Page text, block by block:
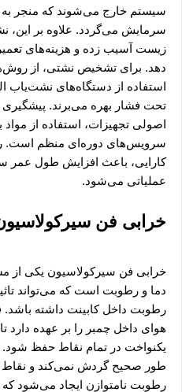
سیستم خارج می‌شوند که منجر
سرمایش می‌گردد. علاوه بر این،
زیست آسیب زده و هزینه‌های
دهد. برای تشخیص نشتی، از
استفاده از دستگاه‌های نشت‌یاب
تحت فشار بهره می‌برند.
اصولی تجهیزات، استفاده از مواد
سرویس‌های دوره‌ای منظم است.
کارایی، باعث افزایش طول عمر
عملیاتی می‌شود.
خرابی فن
خرابی فن سیرکولاسیون یکی از
دما و رطوبت است که می‌تواند
رطوبت داخل کابینت داشته
هوای داخل چمبر را بر عهده
یکنواخت در تمام نقاط حفظ
طور صحیح گردش نمی‌کند و نقاط
رطوبت نامتوازن ایجاد می‌شود که